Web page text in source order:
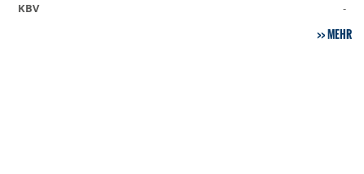
KBV
-
MEHR